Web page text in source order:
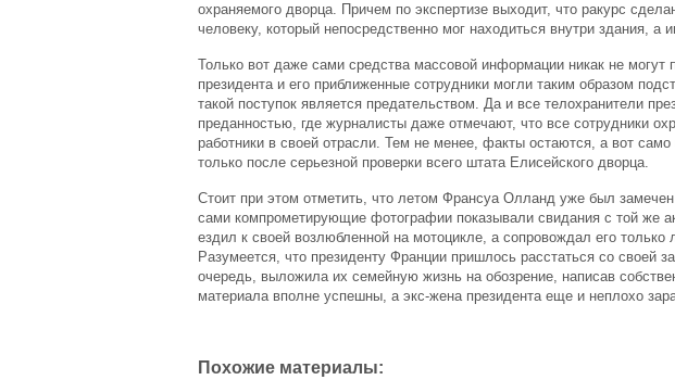
охраняемого дворца. Причем по экспертизе выходит, что ракурс
человеку, который непосредственно мог находиться внутри здания, а
Только вот даже сами средства массовой информации никак не могут
президента и его приближенные сотрудники могли таким образом
такой поступок является предательством. Да и все телохранители
преданностью, где журналисты даже отмечают, что все сотрудники
работники в своей отрасли. Тем не менее, факты остаются, а вот
только после серьезной проверки всего штата Елисейского дворца.
Стоит при этом отметить, что летом Франсуа Олланд уже был замечен
сами компрометирующие фотографии показывали свидания с той же
ездил к своей возлюбленной на мотоцикле, а сопровождал его только
Разумеется, что президенту Франции пришлось расстаться со своей
очередь, выложила их семейную жизнь на обозрение, написав
материала вполне успешны, а экс-жена президента еще и неплохо
Похожие материалы: